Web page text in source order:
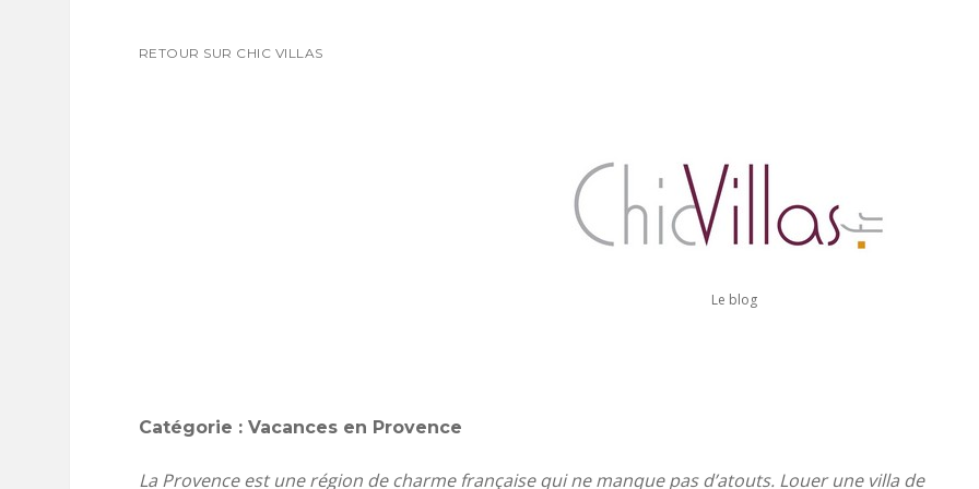
RETOUR SUR CHIC VILLAS
C
H
Le blog
Catégorie : Vacances en Provence
La Provence est une région de charme française qui ne manque pas d’atouts. Louer une villa de